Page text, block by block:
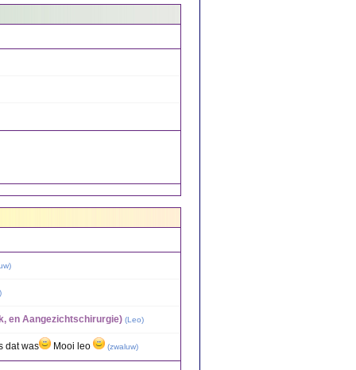
)
)
en Aangezichtschirurgie) (Leo)
dat was Mooi leo (zwaluw)